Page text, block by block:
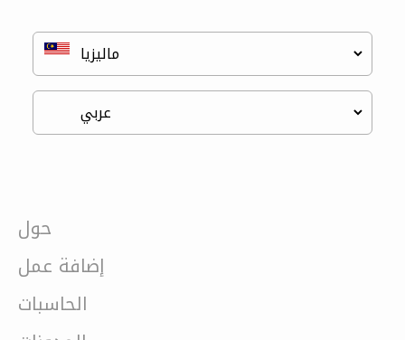
حول
إضافة عمل
الحاسبات